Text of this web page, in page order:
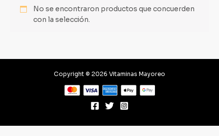
No se encontraron productos que concuerden
con la selección.
Copyright © 2026 Vitaminas Mayoreo